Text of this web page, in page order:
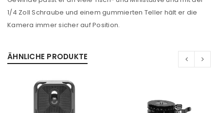
1/4 Zoll Schraube und einem gummierten Teller hält er die
Kamera immer sicher auf Position.
ÄHNLICHE PRODUKTE